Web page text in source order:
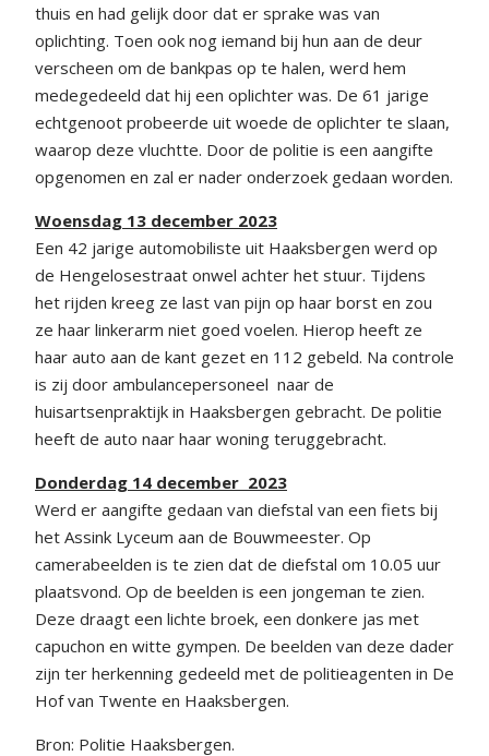
thuis en had gelijk door dat er sprake was van
oplichting. Toen ook nog iemand bij hun aan de deur
verscheen om de bankpas op te halen, werd hem
medegedeeld dat hij een oplichter was. De 61 jarige
echtgenoot probeerde uit woede de oplichter te slaan,
waarop deze vluchtte. Door de politie is een aangifte
opgenomen en zal er nader onderzoek gedaan worden.
Woensdag 13 december 2023
Een 42 jarige automobiliste uit Haaksbergen werd op
de Hengelosestraat onwel achter het stuur. Tijdens
het rijden kreeg ze last van pijn op haar borst en zou
ze haar linkerarm niet goed voelen. Hierop heeft ze
haar auto aan de kant gezet en 112 gebeld. Na controle
is zij door ambulancepersoneel naar de
huisartsenpraktijk in Haaksbergen gebracht. De politie
heeft de auto naar haar woning teruggebracht.
Donderdag 14 december 2023
Werd er aangifte gedaan van diefstal van een fiets bij
het Assink Lyceum aan de Bouwmeester. Op
camerabeelden is te zien dat de diefstal om 10.05 uur
plaatsvond. Op de beelden is een jongeman te zien.
Deze draagt een lichte broek, een donkere jas met
capuchon en witte gympen. De beelden van deze dader
zijn ter herkenning gedeeld met de politieagenten in De
Hof van Twente en Haaksbergen.
Bron: Politie Haaksbergen.